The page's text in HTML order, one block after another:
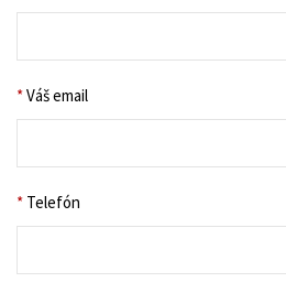
*Váš email
* Telefón